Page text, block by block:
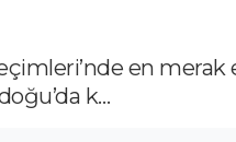
en
k…